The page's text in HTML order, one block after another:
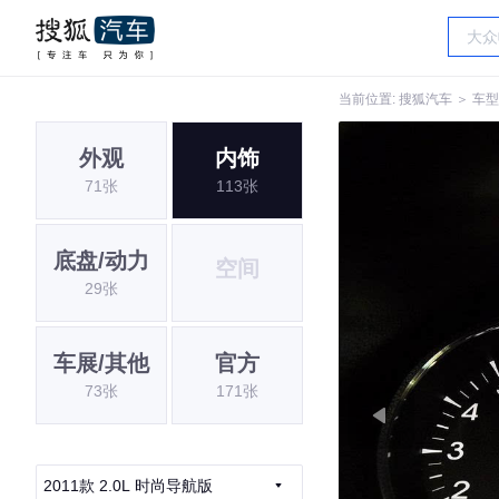
当前位置: 搜狐汽车 ＞ 车
外观
71张
内饰
113张
底盘/动力
29张
空间
车展/其他
73张
官方
171张
2011款 2.0L 时尚导航版